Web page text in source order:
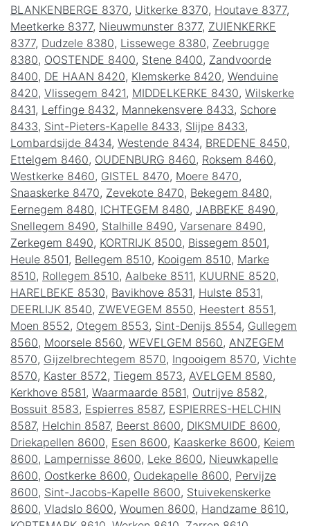
BLANKENBERGE 8370, Uitkerke 8370, Houtave 8377,
Meetkerke 8377, Nieuwmunster 8377, ZUIENKERKE
8377, Dudzele 8380, Lissewege 8380, Zeebrugge
8380, OOSTENDE 8400, Stene 8400, Zandvoorde
8400, DE HAAN 8420, Klemskerke 8420, Wenduine
8420, Vlissegem 8421, MIDDELKERKE 8430, Wilskerke
8431, Leffinge 8432 , Mannekensvere 8433, Schore
8433, Sint-Pieters-Kapelle 8433, Slijpe 8433,
Lombardsijde 8434, Westende 8434, BREDENE 8450,
Ettelgem 8460, OUDENBURG 8460, Roksem 8460,
Westkerke 8460, GISTEL 8470, Moere 8470,
Snaaskerke 8470, Zevekote 8470, Bekegem 8480,
Eernegem 8480, ICHTEGEM 8480, JABBEKE 8490,
Snellegem 8490, Stalhille 8490, Varsenare 8490,
Zerkegem 8490, KORTRIJK 8500, Bissegem 8501,
Heule 8501, Bellegem 8510, Kooigem 8510, Marke
8510, Rollegem 8510, Aalbeke 8511, KUURNE 8520,
HARELBEKE 8530, Bavikhove 8531, Hulste 8531,
DEERLIJK 8540, ZWEVEGEM 8550, Heestert 8551,
Moen 8552 , Otegem 8553, Sint-Denijs 8554, Gullegem
8560, Moorsele 8560, WEVELGEM 8560, ANZEGEM
8570, Gijzelbrechtegem 8570, Ingooigem 8570, Vichte
8570, Kaster 8572 , Tiegem 8573, AVELGEM 8580,
Kerkhove 8581, Waarmaarde 8581, Outrijve 8582 ,
Bossuit 8583, Espierres 8587, ESPIERRES-HELCHIN
8587, Helchin 8587, Beerst 8600, DIKSMUIDE 8600,
Driekapellen 8600, Esen 8600, Kaaskerke 8600, Keiem
8600, Lampernisse 8600, Leke 8600, Nieuwkapelle
8600, Oostkerke 8600, Oudekapelle 8600, Pervijze
8600, Sint-Jacobs-Kapelle 8600, Stuivekenskerke
8600, Vladslo 8600, Woumen 8600, Handzame 8610,